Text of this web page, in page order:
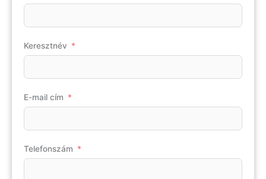
Keresztnév
E-mail cím
Telefonszám